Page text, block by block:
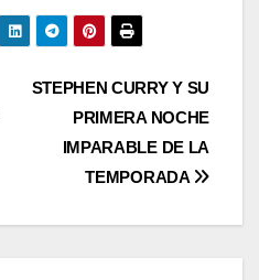
STEPHEN CURRY Y SU
PRIMERA NOCHE
IMPARABLE DE LA
TEMPORADA